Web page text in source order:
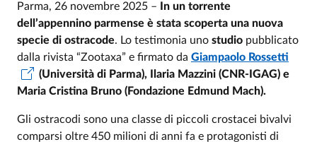
Parma, 26 novembre 2025 –
In un torrente
dell’appennino parmense è stata scoperta una nuova
specie di ostracode. Lo testimonia uno studio pubblicato
dalla rivista “Zootaxa” e firmato da Giampaolo Rossetti
(Università di Parma), Ilaria Mazzini (CNR-IGAG) e
Maria Cristina Bruno (Fondazione Edmund Mach).
Gli ostracodi sono una classe di piccoli crostacei bivalvi
comparsi oltre 450 milioni di anni fa e protagonisti di